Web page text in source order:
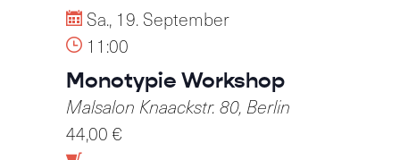
Sa., 19. September
11:00
Monotypie Workshop
Malsalon Knaackstr. 80, Berlin
44,00 €